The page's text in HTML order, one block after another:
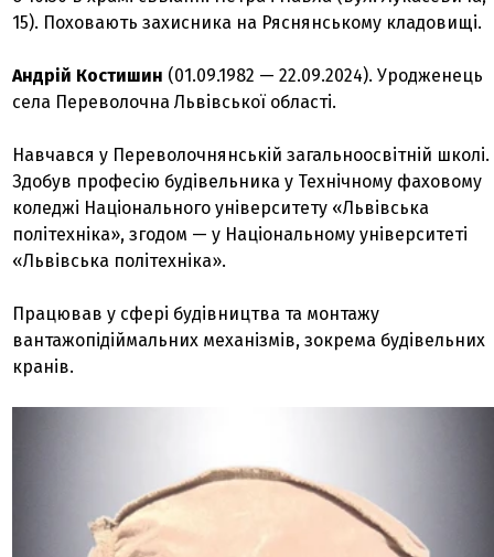
15). Поховають захисника на Ряснянському кладовищі.
Андрій Костишин (01.09.1982 — 22.09.2024). Уродженець
села Переволочна Львівської області.
Навчався у Переволочнянській загальноосвітній школі.
Здобув професію будівельника у Технічному фаховому
коледжі Національного університету «Львівська
політехніка», згодом — у Національному університеті
«Львівська політехніка».
Працював у сфері будівництва та монтажу
вантажопідіймальних механізмів, зокрема будівельних
кранів.